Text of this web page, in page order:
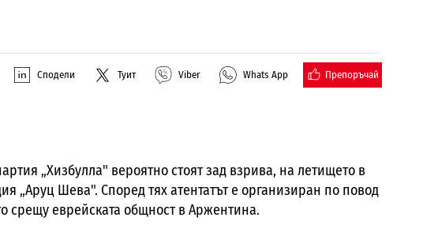
Сподели Туит Viber Whats App Препоръчай
„Хизбулла" вероятно стоят зад взрива, на летището в
„Аруц Шева". Според тях атентатът е организиран по повод
срещу еврейската общност в Аржентина.